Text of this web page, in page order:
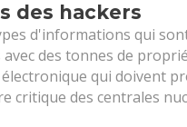
des hackers
d'informations qui
des tonnes de
électronique qui doivent
critique des centrales